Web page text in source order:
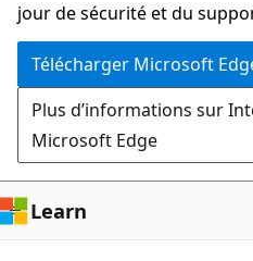
jour de sécurité et du
Télécharger Microsoft
Plus d’informations sur
Microsoft Edge
Learn